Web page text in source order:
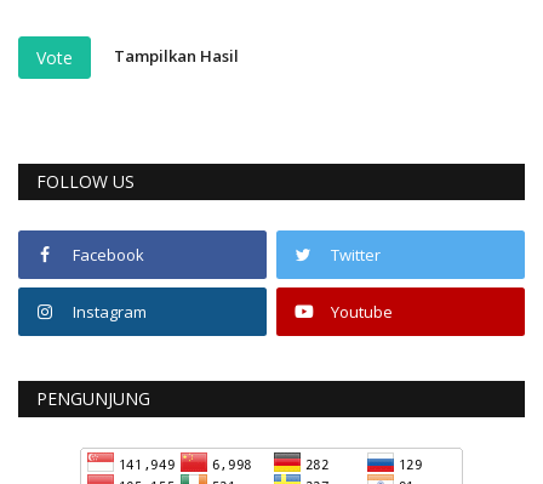
Vote Tampilkan Hasil
FOLLOW US
Facebook Twitter
Instagram Youtube
PENGUNJUNG